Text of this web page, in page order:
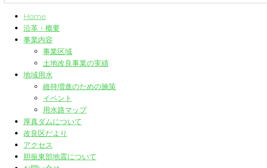
シ
ン
Home
沿革・概要
事業内容
事業区域
土地改良事業の実績
地域用水
維持増進のための施策
イベント
用水路マップ
厚真ダムについて
改良区だより
アクセス
胆振東部地震について